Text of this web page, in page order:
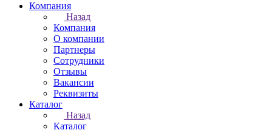
Компания
Назад
Компания
О компании
Партнеры
Сотрудники
Отзывы
Вакансии
Реквизиты
Каталог
Назад
Каталог